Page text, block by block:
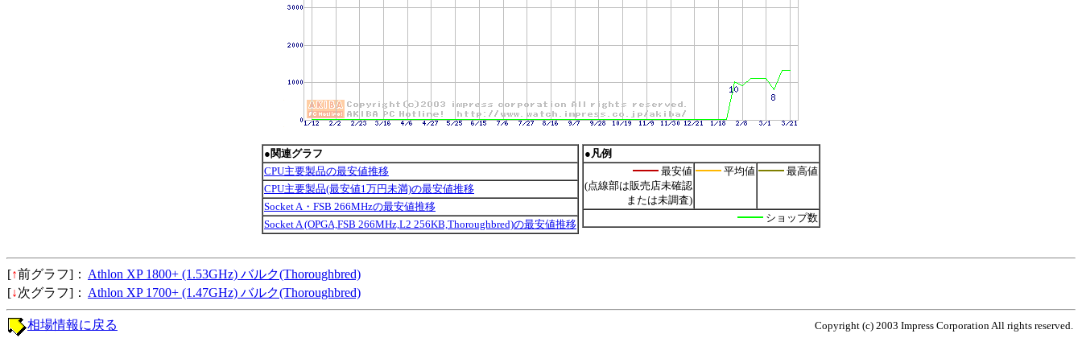
●関連グラフ
CPU主要製品の最安値推移
CPU主要製品(最安値1万円未満)の最安値推移
Socket A・FSB 266MHzの最安値推移
Socket A (OPGA,FSB 266MHz,L2 256KB,Thoroughbred)の最安値推移
●凡例
最安値
(点線部は販売店未確認
または未調査)
平均値 最高値
ショップ数
[↑前グラフ]： Athlon XP 1800+ (1.53GHz) バルク(Thoroughbred)
[↓次グラフ]： Athlon XP 1700+ (1.47GHz) バルク(Thoroughbred)
Copyright (c) 2003 Impress Corporation All rights reserved.
相場情報に戻る